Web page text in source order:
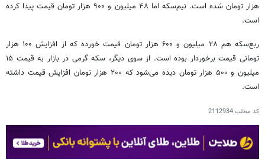
هزار تومان شده است. نیم‌سکه اما ۴۸ میلیون و ۹۰۰ هزار تومان قیمت پیدا کرده
است.
ربع‌سکه هم ۲۸ میلیون و ۶۰۰ هزار تومان قیمت خورده که از افزایش ۱۰۰ هزار
تومانی قیمت برخوردار بوده است. از سوی دیگر، سکه گرمی در بازار به قیمت ۱۵
میلیون و ۵۰۰ هزار تومان دیده می‌شود که ۲۰۰ هزار تومان افزایش قیمت داشته
است.
کد مطلب2112934